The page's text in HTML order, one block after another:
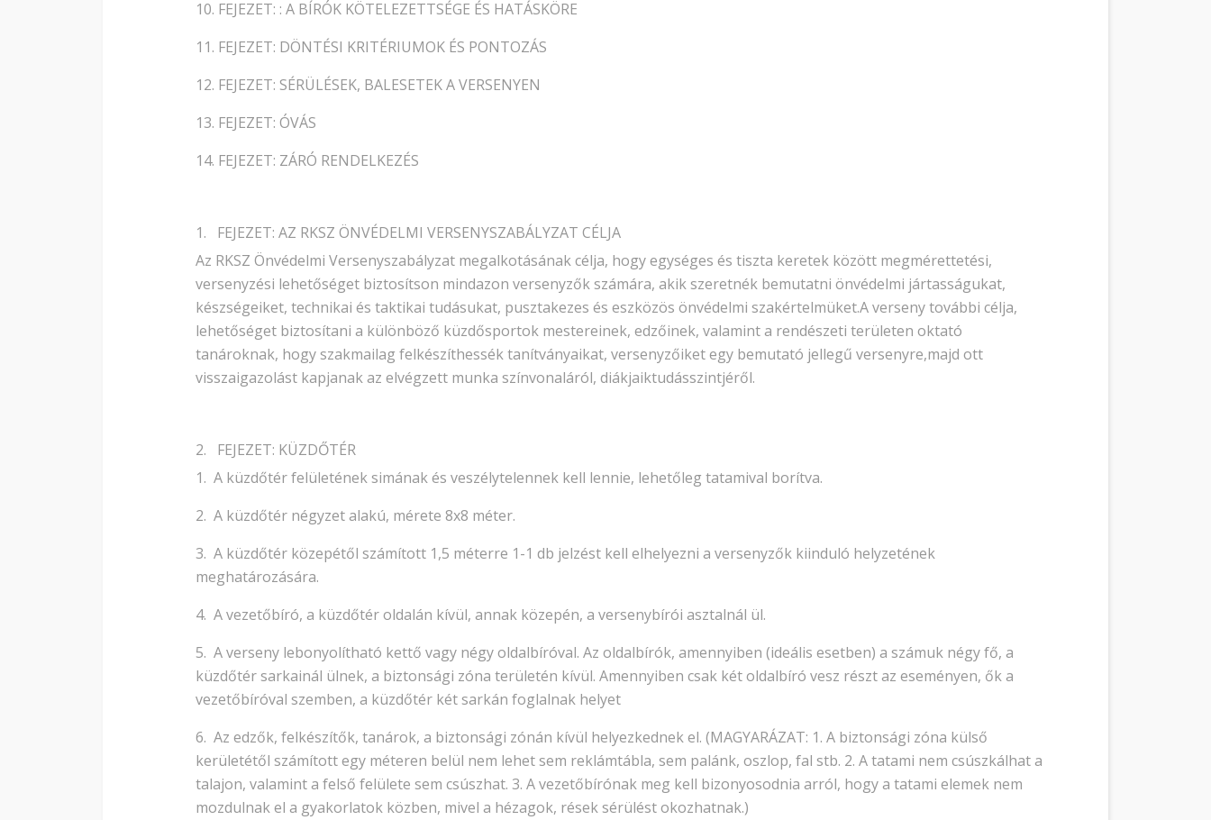
10. FEJEZET: : A BÍRÓK KÖTELEZETTSÉGE ÉS HATÁSKÖRE
11. FEJEZET: DÖNTÉSI KRITÉRIUMOK ÉS PONTOZÁS
12. FEJEZET: SÉRÜLÉSEK, BALESETEK A VERSENYEN
13. FEJEZET: ÓVÁS
14. FEJEZET: ZÁRÓ RENDELKEZÉS
1. FEJEZET: AZ RKSZ ÖNVÉDELMI VERSENYSZABÁLYZAT CÉLJA
Az RKSZ Önvédelmi Versenyszabályzat megalkotásának célja, hogy egységes és tiszta keretek között megmérettetési,
versenyzési lehetőséget biztosítson mindazon versenyzők számára, akik szeretnék bemutatni önvédelmi jártasságukat,
készségeiket, technikai és taktikai tudásukat, pusztakezes és eszközös önvédelmi szakértelmüket.A verseny további célja,
lehetőséget biztosítani a különböző küzdősportok mestereinek, edzőinek, valamint a rendészeti területen oktató
tanároknak, hogy szakmailag felkészíthessék tanítványaikat, versenyzőiket egy bemutató jellegű versenyre,majd ott
visszaigazolást kapjanak az elvégzett munka színvonaláról, diákjaiktudásszintjéről.
2. FEJEZET: KÜZDŐTÉR
1. A küzdőtér felületének simának és veszélytelennek kell lennie, lehetőleg tatamival borítva.
2. A küzdőtér négyzet alakú, mérete 8x8 méter.
3. A küzdőtér közepétől számított 1,5 méterre 1-1 db jelzést kell elhelyezni a versenyzők kiinduló helyzetének
meghatározására.
4. A vezetőbíró, a küzdőtér oldalán kívül, annak közepén, a versenybírói asztalnál ül.
5. A verseny lebonyolítható kettő vagy négy oldalbíróval. Az oldalbírók, amennyiben (ideális esetben) a számuk négy fő, a
küzdőtér sarkainál ülnek, a biztonsági zóna területén kívül. Amennyiben csak két oldalbíró vesz részt az eseményen, ők a
vezetőbíróval szemben, a küzdőtér két sarkán foglalnak helyet
6. Az edzők, felkészítők, tanárok, a biztonsági zónán kívül helyezkednek el. (MAGYARÁZAT: 1. A biztonsági zóna külső
kerületétől számított egy méteren belül nem lehet sem reklámtábla, sem palánk, oszlop, fal stb. 2. A tatami nem csúszkálhat a
talajon, valamint a felső felülete sem csúszhat. 3. A vezetőbírónak meg kell bizonyosodnia arról, hogy a tatami elemek nem
mozdulnak el a gyakorlatok közben, mivel a hézagok, rések sérülést okozhatnak.)